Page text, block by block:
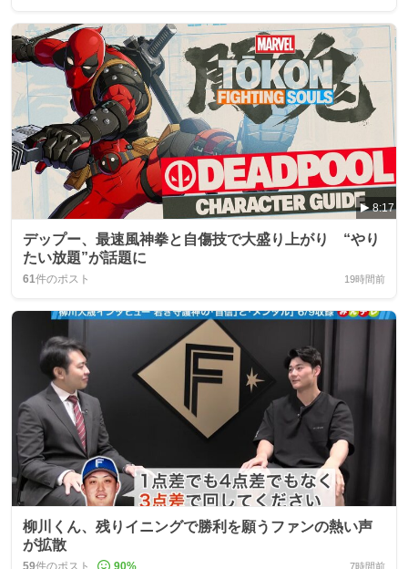
8:17
デップー、最速風神拳と自傷技で大盛り上がり “やり
たい放題”が話題に
61件のポスト 19時間前
柳川くん、残りイニングで勝利を願うファンの熱い声
が拡散
59件のポスト 90% 7時間前